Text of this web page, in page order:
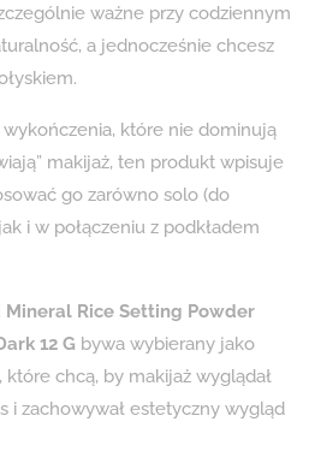
ważne przy codziennym
a jednocześnie chcesz
które nie dominują
makijaż, ten produkt wpisuje
go zarówno solo (do
i w połączeniu z podkładem
Rice Setting Powder
12 G bywa wybierany jako
chcą, by makijaż wyglądał
i zachowywał estetyczny wygląd